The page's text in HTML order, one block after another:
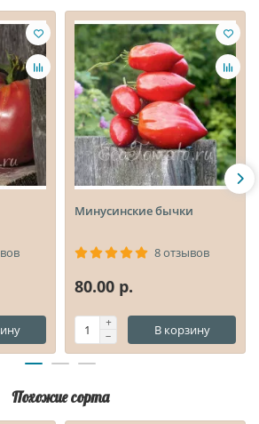
Минусинские бычки
8 отзывов
80.00 р.
В корзину
Похожие сорта